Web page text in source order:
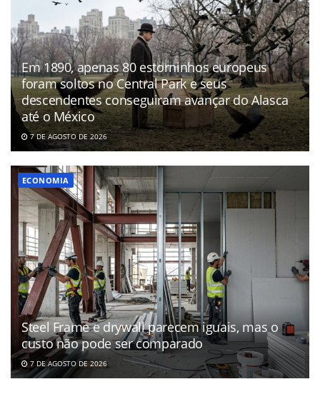
Em 1890, apenas 80 estorninhos europeus
foram soltos no Central Park e seus
descendentes conseguiram avançar do Alasca
até o México
7 DE AGOSTO DE 2026
ECONOMIA
Steel Frame e drywall parecem iguais, mas o
custo não pode ser comparado
7 DE AGOSTO DE 2026